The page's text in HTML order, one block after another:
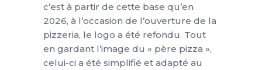
c’est à partir de cette base qu’en
2026, à l’occasion de l’ouverture de la
pizzeria, le logo a été refondu. Tout
en gardant l’image du « père pizza »,
celui-ci a été simplifié et adapté au